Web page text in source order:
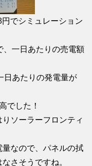
でシミュレーション
、一日あたりの売電額
日あたりの発電量が
でした！
ソーラーフロンティ
なので、パネルの拭
さそうですね。